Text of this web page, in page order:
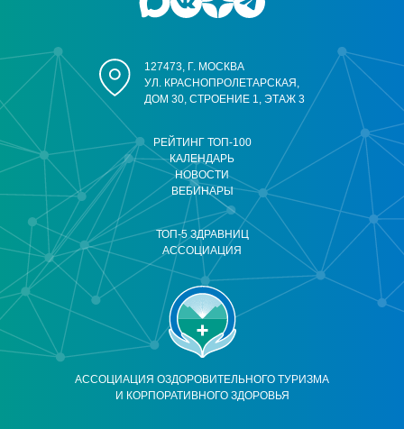
АССОЦИАЦИЯ ОЗДОРОВИТЕЛЬНОГО ТУРИЗМА
И КОРПОРАТИВНОГО ЗДОРОВЬЯ
РЕЙТИНГ ТОП-100
КАЛЕНДАРЬ
НОВОСТИ
ВЕБИНАРЫ
ТОП-5 ЗДРАВНИЦ
АССОЦИАЦИЯ
127473, Г. МОСКВА
УЛ. КРАСНОПРОЛЕТАРСКАЯ,
ДОМ 30, СТРОЕНИЕ 1, ЭТАЖ 3